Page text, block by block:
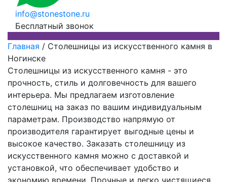
info@stonestone.ru
Бесплатный звонок
Главная / Столешницы из искусственного камня в
Ногинске
Столешницы из искусственного камня - это
прочность, стиль и долговечность для вашего
интерьера. Мы предлагаем изготовление
столешниц на заказ по вашим индивидуальным
параметрам. Производство напрямую от
производителя гарантирует выгодные цены и
высокое качество. Заказать столешницу из
искусственного камня можно с доставкой и
установкой, что обеспечивает удобство и
экономию времени. Прочные и легко чистящиеся,